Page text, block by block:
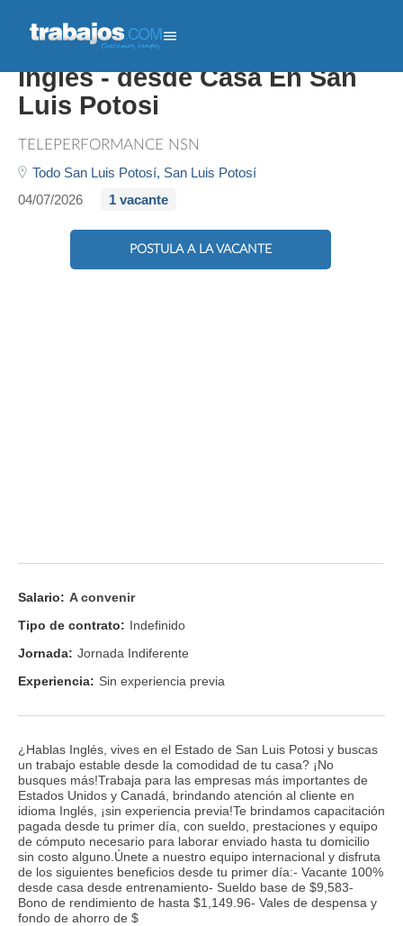
Atención Al Cliente En
Inglés - desde Casa En San
Luis Potosi
TELEPERFORMANCE NSN
Todo San Luis Potosí, San Luis Potosí
04/07/2026
1 vacante
POSTULA A LA VACANTE
Salario: A convenir
Tipo de contrato: Indefinido
Jornada: Jornada Indiferente
Experiencia: Sin experiencia previa
¿Hablas Inglés, vives en el Estado de San Luis Potosi y buscas
un trabajo estable desde la comodidad de tu casa? ¡No
busques más!Trabaja para las empresas más importantes de
Estados Unidos y Canadá, brindando atención al cliente en
idioma Inglés, ¡sin experiencia previa!Te brindamos capacitación
pagada desde tu primer día, con sueldo, prestaciones y equipo
de cómputo necesario para laborar enviado hasta tu domicilio
sin costo alguno.Únete a nuestro equipo internacional y disfruta
de los siguientes beneficios desde tu primer día:- Vacante 100%
desde casa desde entrenamiento- Sueldo base de $9,583-
Bono de rendimiento de hasta $1,149.96- Vales de despensa y
fondo de ahorro de $